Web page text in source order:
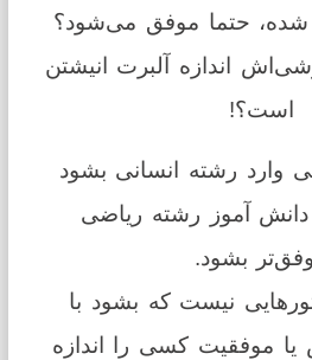
حتما موفق می‌شود؟
اندازه آلبرت انیشتن
است؟!
رشته انسانی بشود
آموز رشته ریاضی
بشود.
نیست که بشود با
موفقیت کسی را اندازه